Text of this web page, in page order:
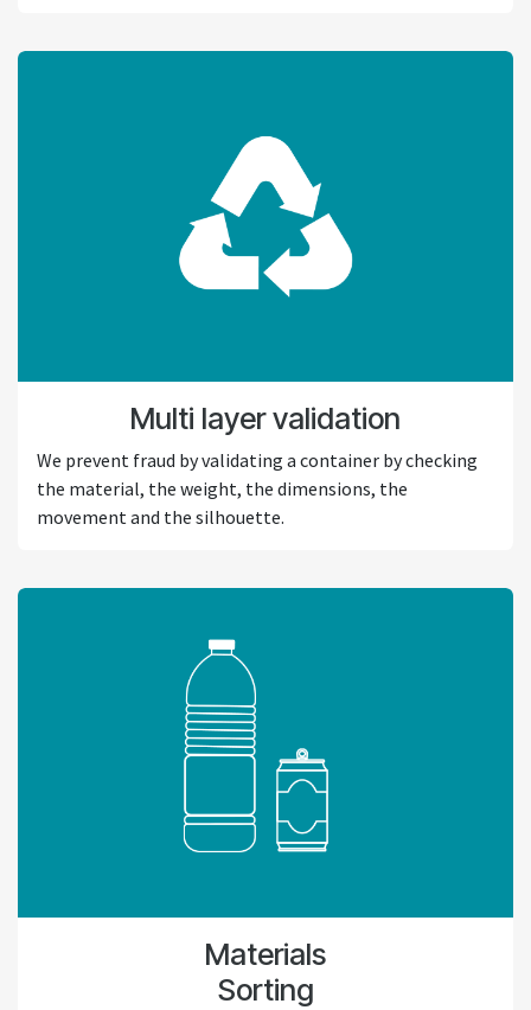
Multi layer validation
We prevent fraud by validating a container by checking
the material, the weight, the dimensions, the
movement and the silhouette.
Materials
Sorting